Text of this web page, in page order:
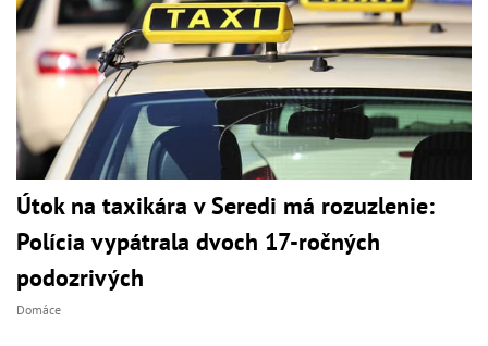
Útok na taxikára v Seredi má rozuzlenie:
Polícia vypátrala dvoch 17-ročných
podozrivých
Domáce